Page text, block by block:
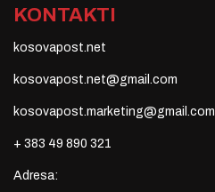
KONTAKTI
kosovapost.net
kosovapost.net@gmail.com
kosovapost.marketing@gmail.com
+ 383 49 890 321
Adresa: